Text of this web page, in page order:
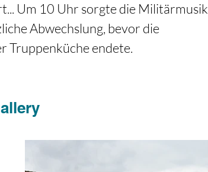
Um 10 Uhr sorgte die Militärmusik
Abwechslung, bevor die
Truppenküche endete.